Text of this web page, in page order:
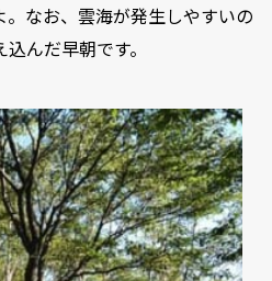
なお、雲海が発生しやすいの
んだ早朝です。